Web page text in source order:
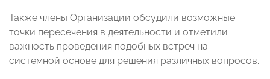
Также члены Организации обсудили возможные
точки пересечения в деятельности и отметили
важность проведения подобных встреч на
системной основе для решения различных вопросов.